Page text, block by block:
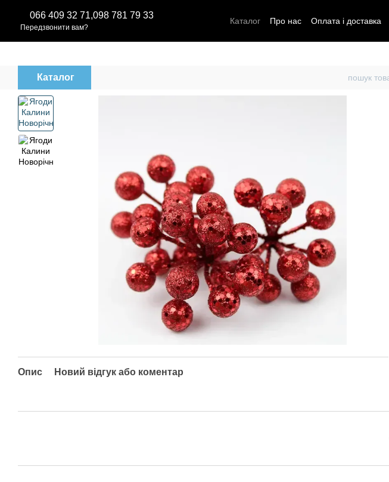
066 409 32 71,098 781 79 33
Передзвонити вам?
Каталог Про нас Оплата і доставка
Каталог
Опис Новий відгук або коментар